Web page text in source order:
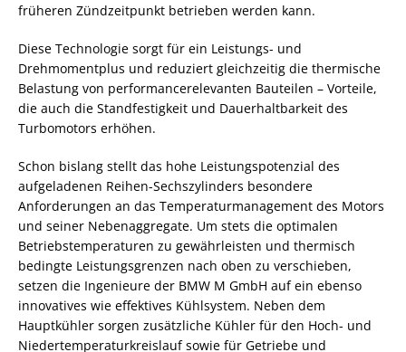
früheren Zündzeitpunkt betrieben werden kann.
Diese Technologie sorgt für ein Leistungs- und
Drehmomentplus und reduziert gleichzeitig die thermische
Belastung von performancerelevanten Bauteilen – Vorteile,
die auch die Standfestigkeit und Dauerhaltbarkeit des
Turbomotors erhöhen.
Schon bislang stellt das hohe Leistungspotenzial des
aufgeladenen Reihen-Sechszylinders besondere
Anforderungen an das Temperaturmanagement des Motors
und seiner Nebenaggregate. Um stets die optimalen
Betriebstemperaturen zu gewährleisten und thermisch
bedingte Leistungsgrenzen nach oben zu verschieben,
setzen die Ingenieure der BMW M GmbH auf ein ebenso
innovatives wie effektives Kühlsystem. Neben dem
Hauptkühler sorgen zusätzliche Kühler für den Hoch- und
Niedertemperaturkreislauf sowie für Getriebe und